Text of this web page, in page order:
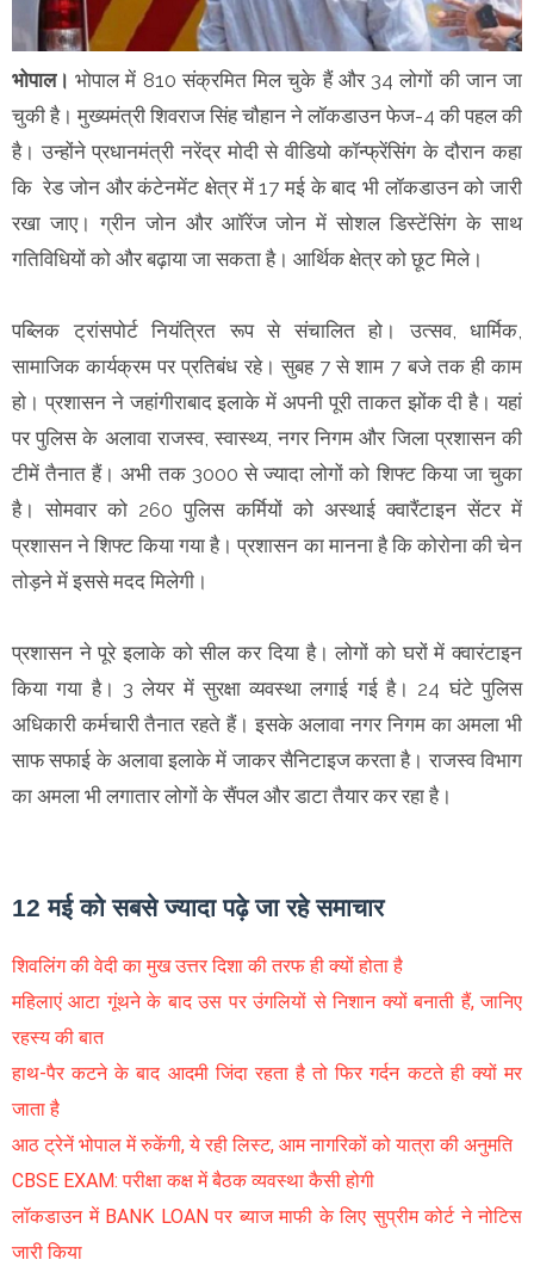
भोपाल। भोपाल में 810 संक्रमित मिल चुके हैं और 34 लोगों की जान जा
चुकी है। मुख्यमंत्री शिवराज सिंह चौहान ने लॉकडाउन फेज-4 की पहल की
है। उन्होंने प्रधानमंत्री नरेंद्र मोदी से वीडियो कॉन्फ्रेंसिंग के दौरान कहा
कि रेड जोन और कंटेनमेंट क्षेत्र में 17 मई के बाद भी लॉकडाउन को जारी
रखा जाए। ग्रीन जोन और आॉरेंज जोन में सोशल डिस्टेंसिंग के साथ
गतिविधियों को और बढ़ाया जा सकता है। आर्थिक क्षेत्र को छूट मिले।
पब्लिक ट्रांसपोर्ट नियंत्रित रूप से संचालित हो। उत्सव, धार्मिक,
सामाजिक कार्यक्रम पर प्रतिबंध रहे। सुबह 7 से शाम 7 बजे तक ही काम
हो। प्रशासन ने जहांगीराबाद इलाके में अपनी पूरी ताकत झोंक दी है। यहां
पर पुलिस के अलावा राजस्व, स्वास्थ्य, नगर निगम और जिला प्रशासन की
टीमें तैनात हैं। अभी तक 3000 से ज्यादा लोगों को शिफ्ट किया जा चुका
है। सोमवार को 260 पुलिस कर्मियों को अस्थाई क्वारैंटाइन सेंटर में
प्रशासन ने शिफ्ट किया गया है। प्रशासन का मानना है कि कोरोना की चेन
तोड़ने में इससे मदद मिलेगी।
प्रशासन ने पूरे इलाके को सील कर दिया है। लोगों को घरों में क्वारंटाइन
किया गया है। 3 लेयर में सुरक्षा व्यवस्था लगाई गई है। 24 घंटे पुलिस
अधिकारी कर्मचारी तैनात रहते हैं। इसके अलावा नगर निगम का अमला भी
साफ सफाई के अलावा इलाके में जाकर सैनिटाइज करता है। राजस्व विभाग
का अमला भी लगातार लोगों के सैंपल और डाटा तैयार कर रहा है।
12 मई को सबसे ज्यादा पढ़े जा रहे समाचार
शिवलिंग की वेदी का मुख उत्तर दिशा की तरफ ही क्यों होता है
महिलाएं आटा गूंथने के बाद उस पर उंगलियों से निशान क्यों बनाती हैं, जानिए
रहस्य की बात
हाथ-पैर कटने के बाद आदमी जिंदा रहता है तो फिर गर्दन कटते ही क्यों मर
जाता है
आठ ट्रेनें भोपाल में रुकेंगी, ये रही लिस्ट, आम नागरिकों को यात्रा की अनुमति
CBSE EXAM: परीक्षा कक्ष में बैठक व्यवस्था कैसी होगी
लॉकडाउन में BANK LOAN पर ब्याज माफी के लिए सुप्रीम कोर्ट ने नोटिस
जारी किया